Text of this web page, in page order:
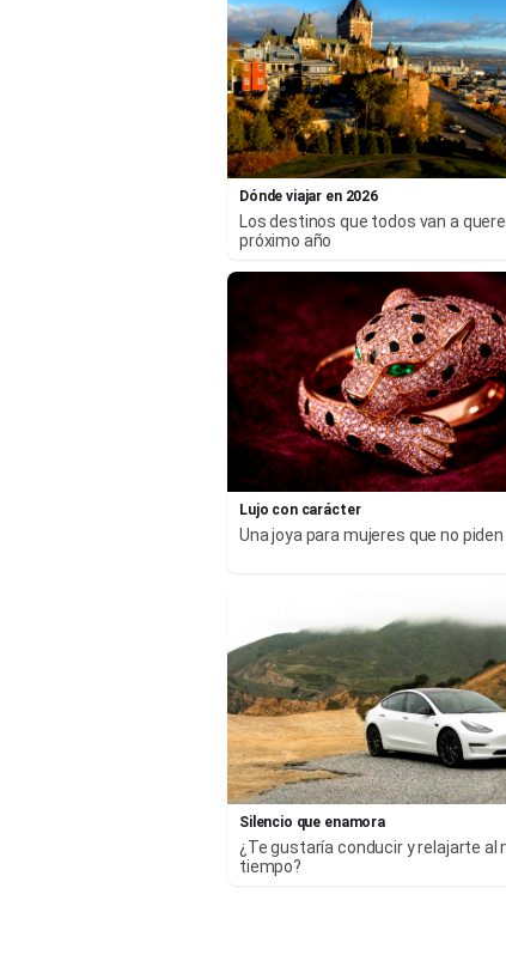
Dónde viajar en 2026
Los destinos que todos van a
próximo año
Lujo con carácter
Una joya para mujeres que no
Silencio que enamora
¿Te gustaría conducir y relajarte al
tiempo?